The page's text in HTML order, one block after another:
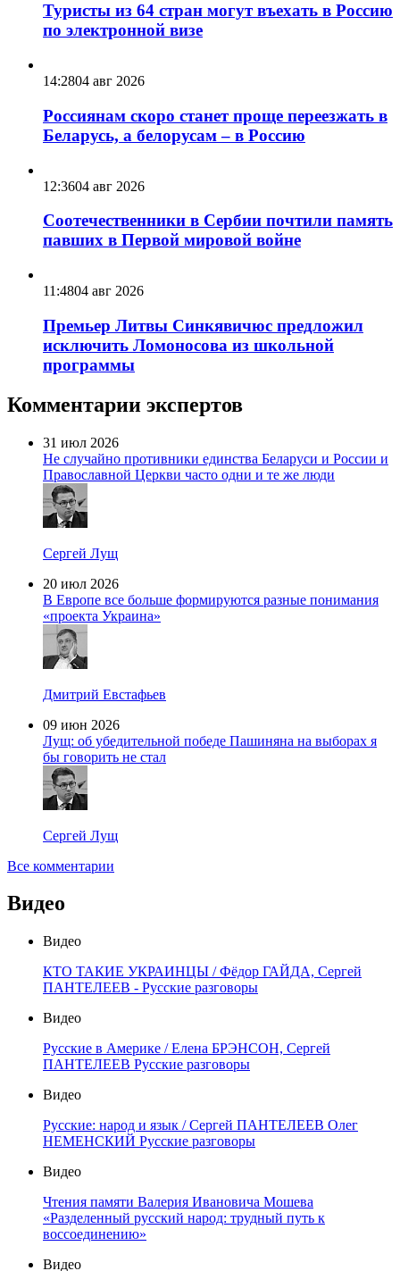
Туристы из 64 стран могут въехать в Россию
по электронной визе
14:2804 авг 2026
Россиянам скоро станет проще переезжать в
Беларусь, а белорусам – в Россию
12:3604 авг 2026
Соотечественники в Сербии почтили память
павших в Первой мировой войне
11:4804 авг 2026
Премьер Литвы Синкявичюс предложил
исключить Ломоносова из школьной
программы
Комментарии экспертов
31 июл 2026
Не случайно противники единства Беларуси и России и
Православной Церкви часто одни и те же люди
Сергей Лущ
20 июл 2026
В Европе все больше формируются разные понимания
«проекта Украина»
Дмитрий Евстафьев
09 июн 2026
Лущ: об убедительной победе Пашиняна на выборах я
бы говорить не стал
Сергей Лущ
Все комментарии
Видео
Видео
КТО ТАКИЕ УКРАИНЦЫ / Фёдор ГАЙДА, Сергей
ПАНТЕЛЕЕВ - Русские разговоры
Видео
Русские в Америке / Елена БРЭНСОН, Сергей
ПАНТЕЛЕЕВ Русские разговоры
Видео
Русские: народ и язык / Сергей ПАНТЕЛЕЕВ Олег
НЕМЕНСКИЙ Русские разговоры
Видео
Чтения памяти Валерия Ивановича Мошева
«Разделенный русский народ: трудный путь к
воссоединению»
Видео